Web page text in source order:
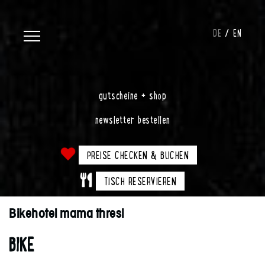
DE EN
gutscheine + shop
newsletter bestellen
PREISE CHECKEN & BUCHEN
TISCH RESERVIEREN
Bikehotel mama thresl
BIKE